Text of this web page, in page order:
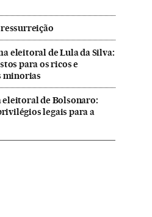
eleitoral de Lula da Silva:
para os ricos e
minorias
eleitoral de Bolsonaro:
legais para a